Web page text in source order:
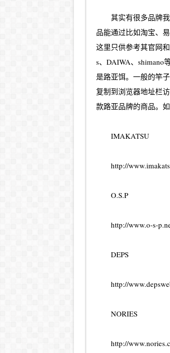
其实有很多品牌
品能通过比如淘宝、
这里只供参考其官网
s、DAIWA、shimano
是路亚饵。一般的竿
复制到浏览器地址栏
款路亚品牌的商品。
IMAKATSU
http://
O.S.P
http://www.o-s-
DEPS
http://
NORIES
http://